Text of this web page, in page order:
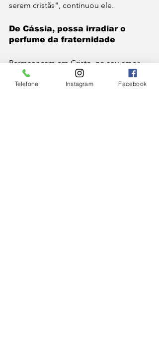
serem cristãs", continuou ele.
De Cássia, possa irradiar o
perfume da fraternidade
Permaneçam em Cristo, no seu amor,
“como o ramo na videira”, é assim que
o mal pode ser vencido para o cardeal
Telefone Instagram Facebook